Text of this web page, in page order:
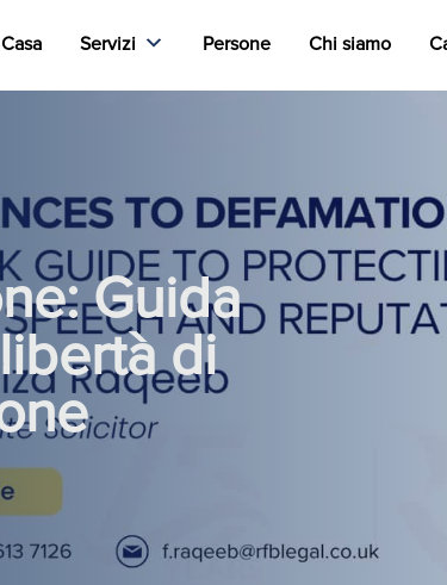
Casa Servizi Persone Chi siamo
Guida
di